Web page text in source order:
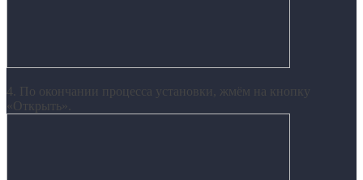
4. По окончании процесса установки, жмём на кнопку
«Открыть».